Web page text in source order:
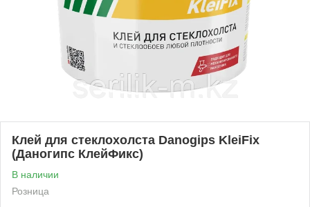
Клей для стеклохолста Danogips KleiFix
(Даногипс КлейФикс)
В наличии
Розница